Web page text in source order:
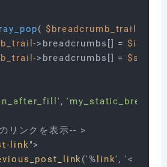
( $breadcrumb_trail
->breadcrumbs[] = $item
->breadcrumbs[] = $stuck
,
リンクを表示-- >
- link ">
('% link', '< 前の